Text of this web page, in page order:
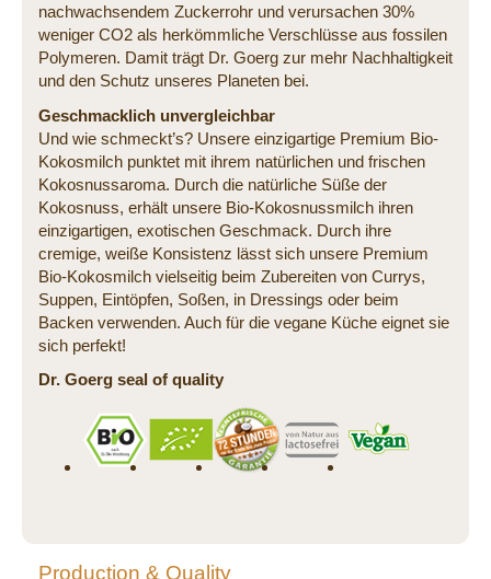
nachwachsendem Zuckerrohr und verursachen 30%
weniger CO2 als herkömmliche Verschlüsse aus fossilen
Polymeren. Damit trägt Dr. Goerg zur mehr Nachhaltigkeit
und den Schutz unseres Planeten bei.
Geschmacklich unvergleichbar
Und wie schmeckt’s? Unsere einzigartige Premium Bio-
Kokosmilch punktet mit ihrem natürlichen und frischen
Kokosnussaroma. Durch die natürliche Süße der
Kokosnuss, erhält unsere Bio-Kokosnussmilch ihren
einzigartigen, exotischen Geschmack. Durch ihre
cremige, weiße Konsistenz lässt sich unsere Premium
Bio-Kokosmilch vielseitig beim Zubereiten von Currys,
Suppen, Eintöpfen, Soßen, in Dressings oder beim
Backen verwenden. Auch für die vegane Küche eignet sie
sich perfekt!
Dr. Goerg seal of quality
Production & Quality